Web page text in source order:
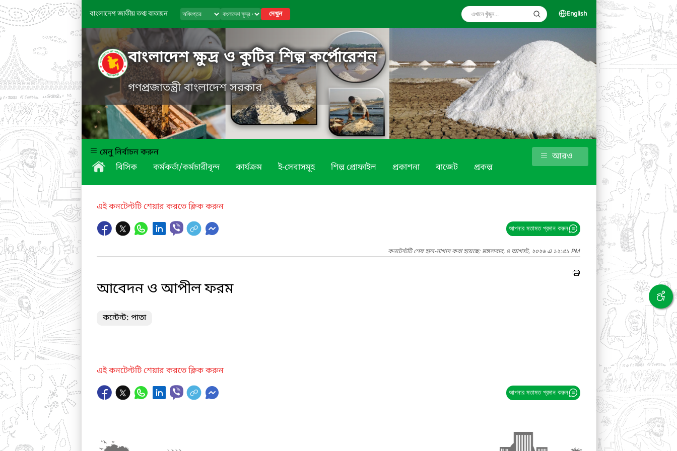
বাংলাদেশ জাতীয় তথ্য বাতায়ন দেখুন English
বাংলাদেশ ক্ষুদ্র ও কুটির শিল্প কর্পোরেশন
গণপ্রজাতন্ত্রী বাংলাদেশ সরকার
মেনু নির্বাচন করুন
বিসিক
কর্মকর্তা/কর্মচারীবৃন্দ কার্যক্রম ই-সেবাসমূহ শিল্প প্রোফাইল প্রকাশনা বাজেট প্রকল্প
আরও
এই কনটেন্টটি শেয়ার করতে ক্লিক করুন
আপনার মতামত প্রদান করুন
কনটেন্টটি শেষ হাল-নাগাদ করা হয়েছে: মঙ্গলবার, ৪ আগস্ট, ২০২৬ এ ১২:৫১ PM
আবেদন ও আপীল ফরম
কন্টেন্ট: পাতা
এই কনটেন্টটি শেয়ার করতে ক্লিক করুন
আপনার মতামত প্রদান করুন